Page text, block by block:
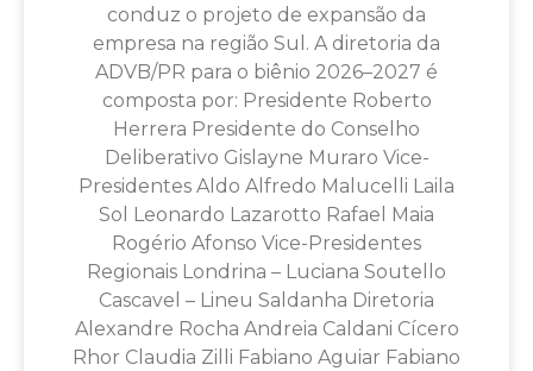
conduz o projeto de expansão da
empresa na região Sul. A diretoria da
ADVB/PR para o biênio 2026–2027 é
composta por: Presidente Roberto
Herrera Presidente do Conselho
Deliberativo Gislayne Muraro Vice-
Presidentes Aldo Alfredo Malucelli Laila
Sol Leonardo Lazarotto Rafael Maia
Rogério Afonso Vice-Presidentes
Regionais Londrina – Luciana Soutello
Cascavel – Lineu Saldanha Diretoria
Alexandre Rocha Andreia Caldani Cícero
Rhor Claudia Zilli Fabiano Aguiar Fabiano